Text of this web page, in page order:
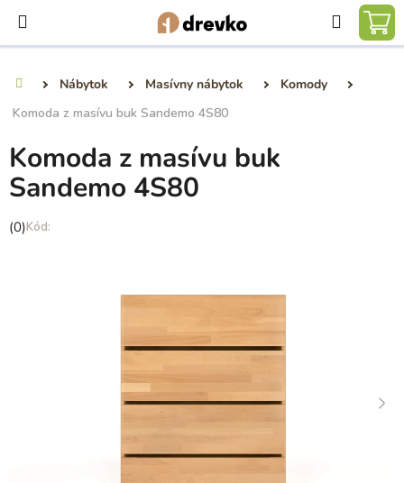
obsah
Hľadať
Nábytok Masívny nábytok
Komody
Komoda z masívu buk Sandemo 4S80
Komoda z masívu buk
Sandemo 4S80
Priemerné
(0)